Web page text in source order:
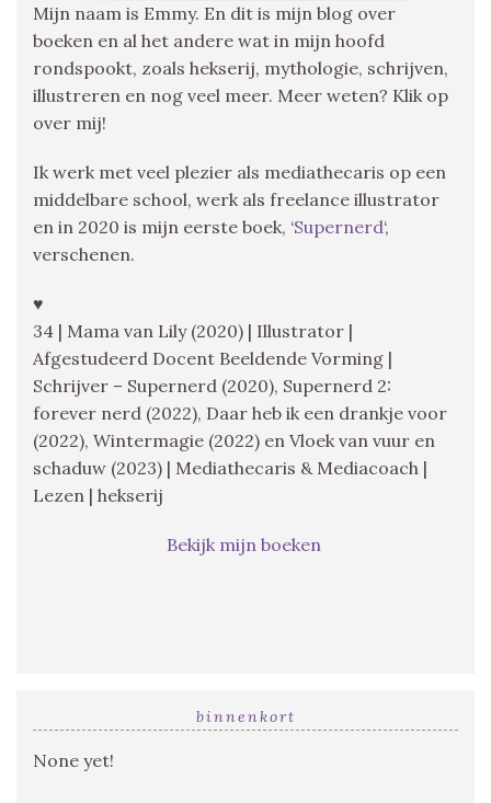
Mijn naam is Emmy. En dit is mijn blog over
boeken en al het andere wat in mijn hoofd
rondspookt, zoals hekserij, mythologie, schrijven,
illustreren en nog veel meer. Meer weten? Klik op
over mij!
Ik werk met veel plezier als mediathecaris op een
middelbare school, werk als freelance illustrator
en in 2020 is mijn eerste boek, ‘Supernerd‘,
verschenen.
♥
34 | Mama van Lily (2020) | Illustrator |
Afgestudeerd Docent Beeldende Vorming |
Schrijver – Supernerd (2020), Supernerd 2:
forever nerd (2022), Daar heb ik een drankje voor
(2022), Wintermagie (2022) en Vloek van vuur en
schaduw (2023) | Mediathecaris & Mediacoach |
Lezen | hekserij
Bekijk mijn boeken
binnenkort
None yet!